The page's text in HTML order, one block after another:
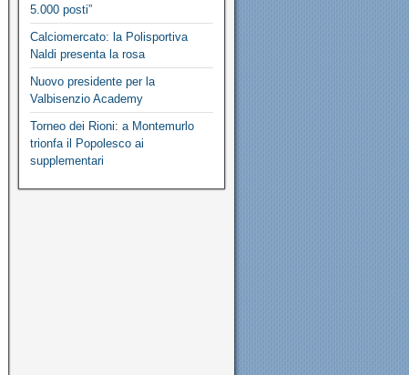
5.000 posti”
Calciomercato: la Polisportiva
Naldi presenta la rosa
Nuovo presidente per la
Valbisenzio Academy
Torneo dei Rioni: a Montemurlo
trionfa il Popolesco ai
supplementari